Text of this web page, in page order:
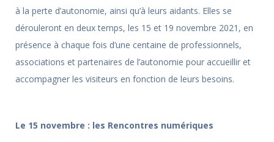
à la perte d’autonomie, ainsi qu’à leurs aidants. Elles se
dérouleront en deux temps, les 15 et 19 novembre 2021, en
présence à chaque fois d’une centaine de professionnels,
associations et partenaires de l’autonomie pour accueillir et
accompagner les visiteurs en fonction de leurs besoins.
Le 15 novembre : les Rencontres numériques